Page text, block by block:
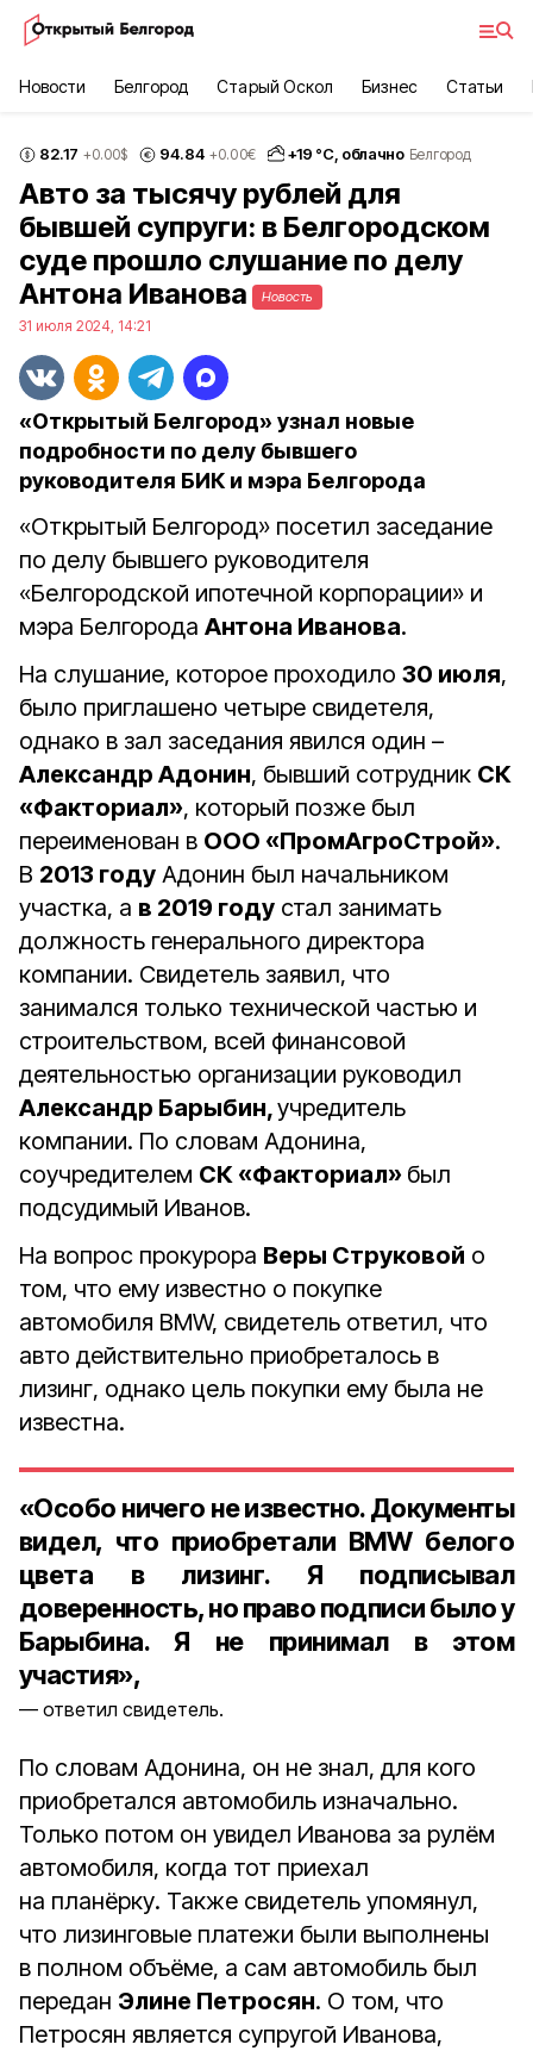
Новости Белгород Старый Оскол Бизнес Статьи
82.17 +0.00$ 94.84 +0.00€ +19 °С, облачно Белгород
Авто за тысячу рублей для
бывшей супруги: в Белгородском
суде прошло слушание по делу
Антона Иванова
Новость
31 июля 2024, 14:21
«Открытый Белгород» узнал новые
подробности по делу бывшего
руководителя БИК и мэра Белгорода
«Открытый Белгород» посетил заседание
по делу бывшего руководителя
«Белгородской ипотечной корпорации» и
мэра Белгорода Антона Иванова.
На слушание, которое проходило 30 июля,
было приглашено четыре свидетеля,
однако в зал заседания явился один –
Александр Адонин, бывший сотрудник СК
«Факториал», который позже был
переименован в ООО «ПромАгроСтрой».
В 2013 году Адонин был начальником
участка, а в 2019 году стал занимать
должность генерального директора
компании. Свидетель заявил, что
занимался только технической частью и
строительством, всей финансовой
деятельностью организации руководил
Александр Барыбин,учредитель
компании. По словам Адонина,
соучредителем СК «Факториал» был
подсудимый Иванов.
На вопрос прокурора Веры Струковой о
том, что ему известно о покупке
автомобиля BMW, свидетель ответил, что
авто действительно приобреталось в
лизинг, однако цель покупки ему была не
известна.
«Особо ничего не известно. Документы
видел, что приобретали BMW белого
цвета в лизинг. Я подписывал
доверенность, но право подписи было у
Барыбина. Я не принимал в этом
участия»,
ответил свидетель.
По словам Адонина, он не знал, для кого
приобретался автомобиль изначально.
Только потом он увидел Иванова за рулём
автомобиля, когда тот приехал
на планёрку. Также свидетель упомянул,
что лизинговые платежи были выполнены
в полном объёме, а сам автомобиль был
передан Элине Петросян. О том, что
Петросян является супругой Иванова,